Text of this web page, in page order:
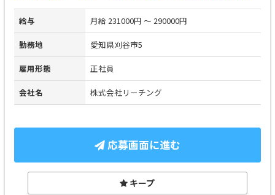
給与 月給 231000円 ～ 290000円
勤務地 愛知県刈谷市5
雇用形態 正社員
会社名 株式会社リーチング
応募画面に進む
キープ